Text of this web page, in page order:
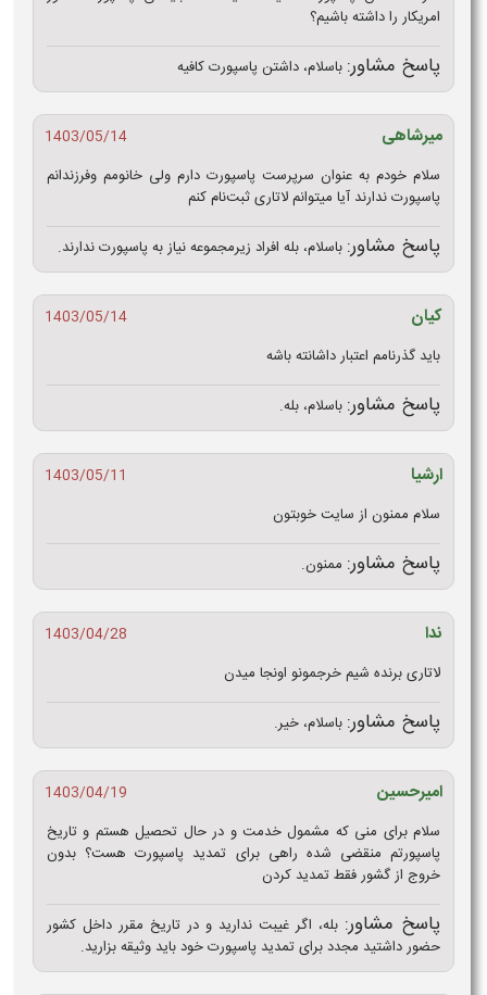
امریکار را داشته باشیم؟
پاسخ مشاور: باسلام، داشتن پاسپورت کافیه
میرشاهی
1403/05/14
سلام خودم به عنوان سرپرست پاسپورت دارم ولی خانومم وفرزندانم
پاسپورت ندارند آیا میتوانم لاتاری ثبت‌نام کنم
پاسخ مشاور: باسلام، بله افراد زیرمجموعه نیاز به پاسپورت ندارند.
کیان
1403/05/14
باید گذرنامم اعتبار داشانته باشه
پاسخ مشاور: باسلام، بله.
ارشیا
1403/05/11
سلام ممنون از سایت خوبتون
پاسخ مشاور: ممنون.
ندا
1403/04/28
لاتاری برنده شیم خرجمونو اونجا میدن
پاسخ مشاور: باسلام، خیر.
امیرحسین
1403/04/19
سلام برای منی که مشمول خدمت و در حال تحصیل هستم و تاریخ
پاسپورتم منقضی شده راهی برای تمدید پاسپورت هست؟ بدون
خروج از گشور فقط تمدید کردن
پاسخ مشاور: بله، اگر غیبت ندارید و در تاریخ مقرر داخل کشور
حضور داشتید مجدد برای تمدید پاسپورت خود باید وثیقه بزارید.